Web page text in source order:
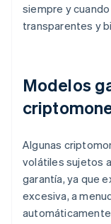
siempre y
transparentes y
Modelos
Algunas
volátiles sujetos a
garantía, ya que
excesiva, a